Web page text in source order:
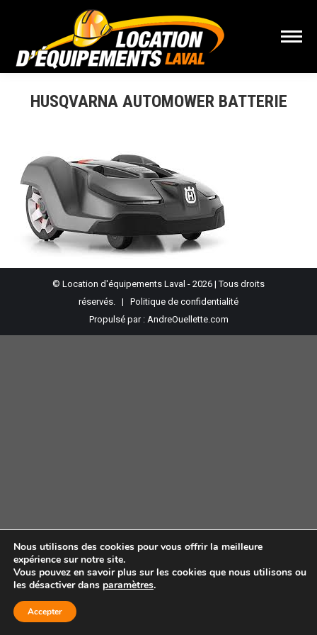
HUSQVARNA AUTOMOWER BATTERIE
© Location d'équipements Laval - 2026 | Tous droits
réservés. | Politique de confidentialité
Propulsé par : AndreOuellette.com
Nous utilisons des cookies pour vous offrir la meilleure
expérience sur notre site.
Vous pouvez en savoir plus sur les cookies que nous utilisons ou
les désactiver dans paramètres.
Accepter